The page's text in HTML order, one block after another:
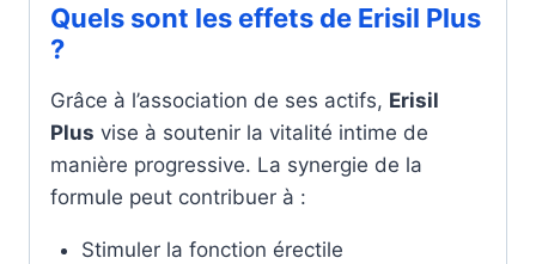
Quels sont les effets de Erisil Plus
?
Grâce à l’association de ses actifs, Erisil
Plus vise à soutenir la vitalité intime de
manière progressive. La synergie de la
formule peut contribuer à :
Stimuler la fonction érectile